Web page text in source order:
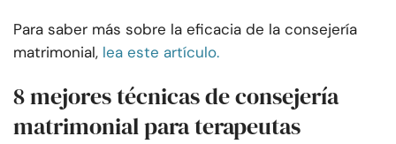
Para saber más sobre la eficacia de la consejería
matrimonial, lea este artículo.
8 mejores técnicas de consejería
matrimonial para terapeutas